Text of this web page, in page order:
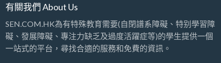
有關我們 About Us
SEN.COM.HK為有特殊教育需要(自閉譜系障礙、特别學習障
礙、發展障礙、專注力缺乏及過度活躍症等)的學生提供一個
一站式的平台，尋找合適的服務和免費的資訊。